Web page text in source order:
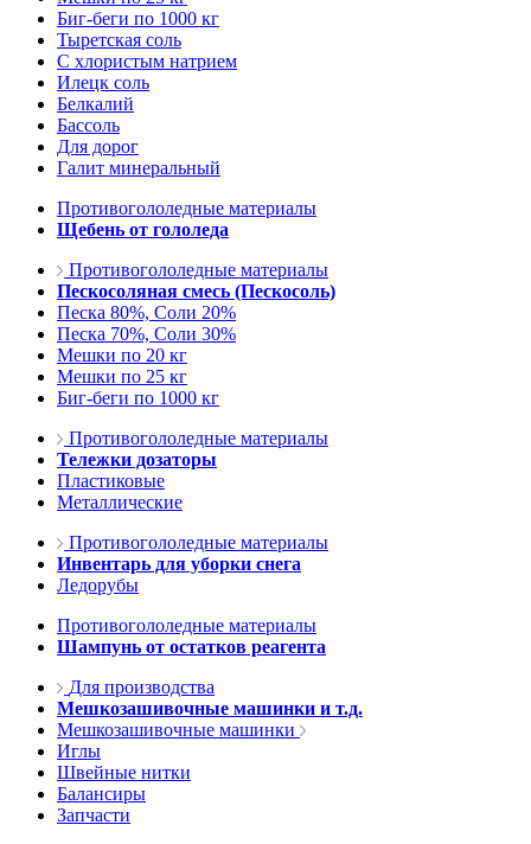
Биг-беги по 1000 кг
Тыретская соль
С хлористым натрием
Илецк соль
Белкалий
Бассоль
Для дорог
Галит минеральный
Противогололедные материалы
Щебень от гололеда
Противогололедные материалы
Пескосоляная смесь (Пескосоль)
Песка 80%, Соли 20%
Песка 70%, Соли 30%
Мешки по 20 кг
Мешки по 25 кг
Биг-беги по 1000 кг
Противогололедные материалы
Тележки дозаторы
Пластиковые
Металлические
Противогололедные материалы
Инвентарь для уборки снега
Ледорубы
Противогололедные материалы
Шампунь от остатков реагента
Для производства
Мешкозашивочные машинки и т.д.
Мешкозашивочные машинки
Иглы
Швейные нитки
Балансиры
Запчасти